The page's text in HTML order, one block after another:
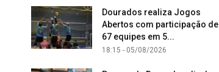
Dourados realiza Jogos
Abertos com participação de
67 equipes em 5...
18:15 - 05/08/2026